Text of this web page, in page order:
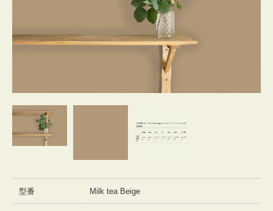
型番 Milk tea Beige